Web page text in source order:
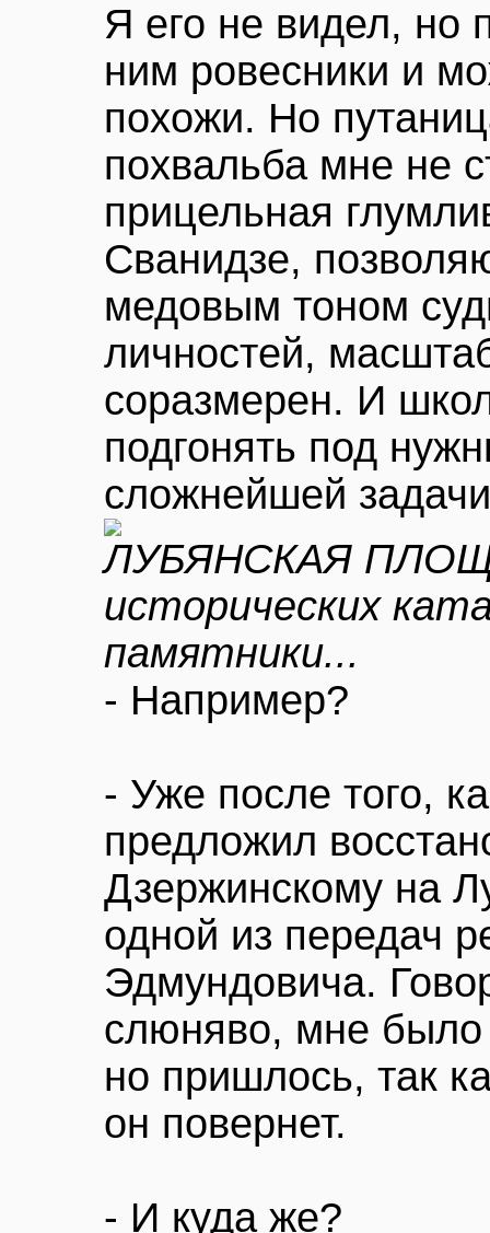
Я его не видел, но
ним ровесники и
похожи. Но
похвальба мне не
прицельная
Сванидзе,
медовым тоном
личностей,
соразмерен. И
подгонять под
сложнейшей
ЛУБЯНСКАЯ
исторических
памятники...
- Например?
- Уже после того,
предложил
Дзержинскому на
одной из передач
Эдмундовича.
слюняво, мне было
но пришлось, так
он повернет.
- И куда же?